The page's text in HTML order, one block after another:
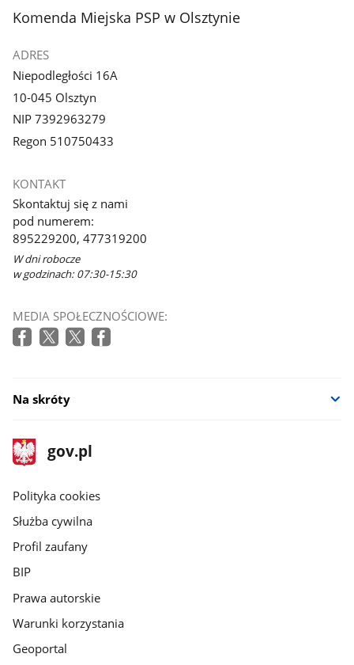
stopka
Komenda Miejska PSP w Olsztynie
ADRES
Niepodległości 16A
10-045 Olsztyn
NIP 7392963279
Regon 510750433
KONTAKT
Skontaktuj się z nami
pod numerem:
895229200, 477319200
W dni robocze
w godzinach: 07:30-15:30
MEDIA SPOŁECZNOŚCIOWE:
Na skróty
stopka
gov.pl
Strona
gov.pl
gov.pl
Polityka cookies
Służba cywilna
Profil zaufany
BIP
Prawa autorskie
Warunki korzystania
Geoportal